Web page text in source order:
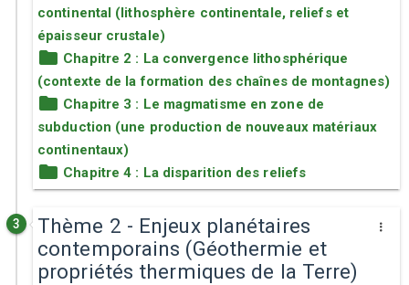
continental (lithosphère continentale, reliefs et
épaisseur crustale)
Chapitre 2 : La convergence lithosphérique
(contexte de la formation des chaînes de montagnes)
Chapitre 3 : Le magmatisme en zone de
subduction (une production de nouveaux matériaux
continentaux)
Chapitre 4 : La disparition des reliefs
3
Thème 2 - Enjeux planétaires
contemporains (Géothermie et
propriétés thermiques de la Terre)